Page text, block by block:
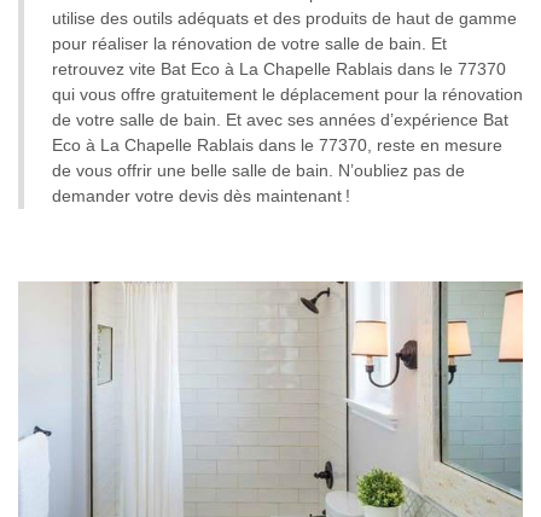
utilise des outils adéquats et des produits de haut de gamme
pour réaliser la rénovation de votre salle de bain. Et
retrouvez vite Bat Eco à La Chapelle Rablais dans le 77370
qui vous offre gratuitement le déplacement pour la rénovation
de votre salle de bain. Et avec ses années d’expérience Bat
Eco à La Chapelle Rablais dans le 77370, reste en mesure
de vous offrir une belle salle de bain. N’oubliez pas de
demander votre devis dès maintenant !